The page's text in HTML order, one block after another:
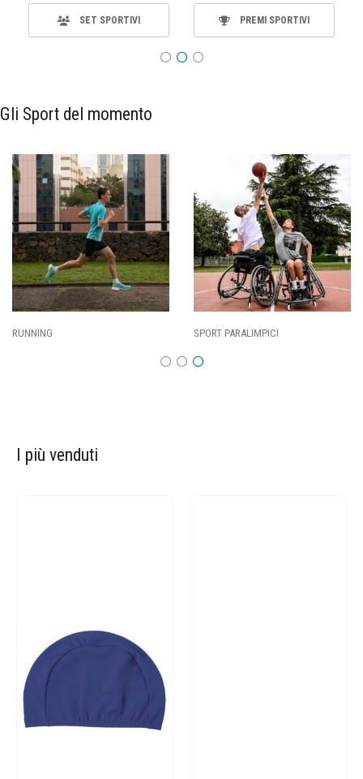
SET SPORTIVI PREMI SPORTIVI
Gli Sport del momento
I più venduti